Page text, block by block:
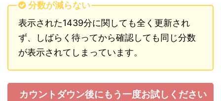
分数が減らない
表示された1439分に関しても全く更新され
ず、しばらく待ってから確認しても同じ分数
が表示されてしまっています。
カウントダウン後にもう一度お試しください